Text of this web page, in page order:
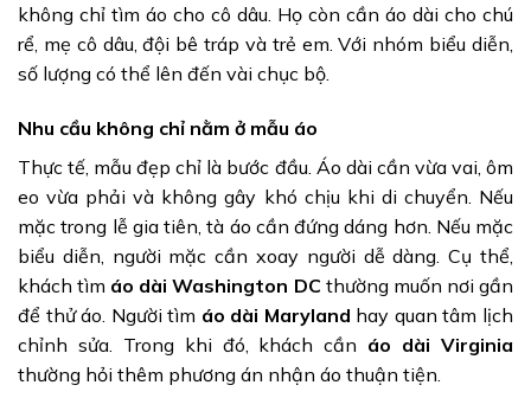
không chỉ tìm áo cho cô dâu. Họ còn cần áo dài cho chú
rể, mẹ cô dâu, đội bê tráp và trẻ em. Với nhóm biểu diễn,
số lượng có thể lên đến vài chục bộ.
Nhu cầu không chỉ nằm ở mẫu áo
Thực tế, mẫu đẹp chỉ là bước đầu. Áo dài cần vừa vai, ôm
eo vừa phải và không gây khó chịu khi di chuyển. Nếu
mặc trong lễ gia tiên, tà áo cần đứng dáng hơn. Nếu mặc
biểu diễn, người mặc cần xoay người dễ dàng. Cụ thể,
khách tìm áo dài Washington DC thường muốn nơi gần
để thử áo. Người tìm áo dài Maryland hay quan tâm lịch
chỉnh sửa. Trong khi đó, khách cần áo dài Virginia
thường hỏi thêm phương án nhận áo thuận tiện.